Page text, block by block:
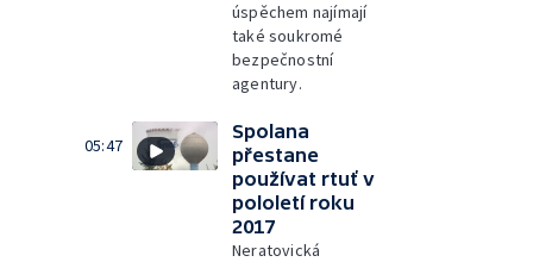
úspěchem najímají
také soukromé
bezpečnostní
agentury.
05:47
Spolana
přestane
používat rtuť v
pololetí roku
2017
Neratovická